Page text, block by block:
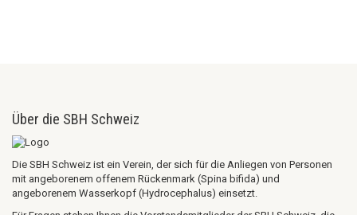
Über die SBH Schweiz
Die SBH Schweiz ist ein Verein, der sich für die Anliegen von Personen
mit angeborenem offenem Rückenmark (Spina bifida) und
angeborenem Wasserkopf (Hydrocephalus) einsetzt.